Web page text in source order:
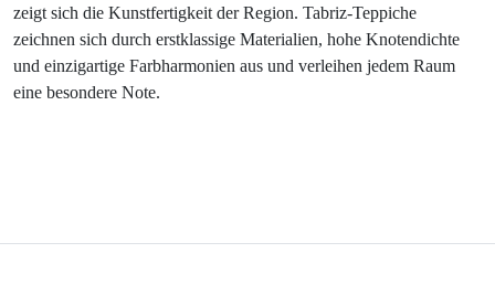
zeigt sich die Kunstfertigkeit der Region. Tabriz-Teppiche
zeichnen sich durch erstklassige Materialien, hohe Knotendichte
und einzigartige Farbharmonien aus und verleihen jedem Raum
eine besondere Note.